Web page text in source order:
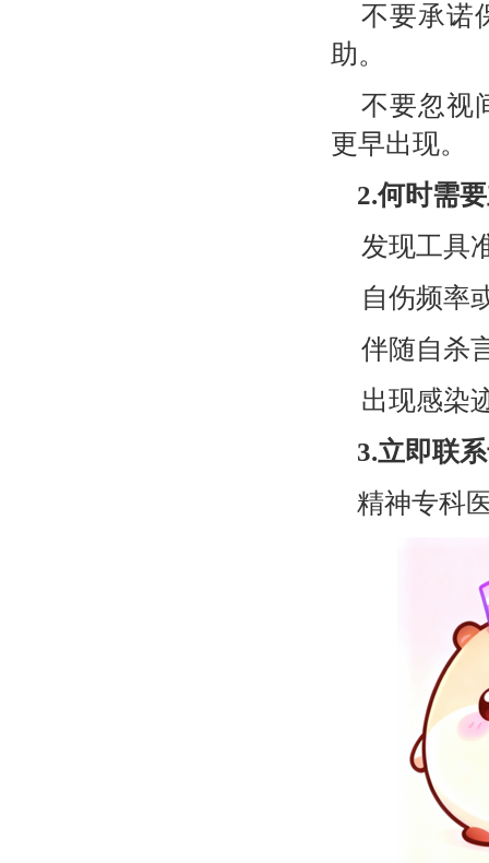
不要承诺
助。
不要忽视
更早出现。
2.何时需
发现工具
自伤频率
伴随自杀
出现感染
3.立即联
精神专科